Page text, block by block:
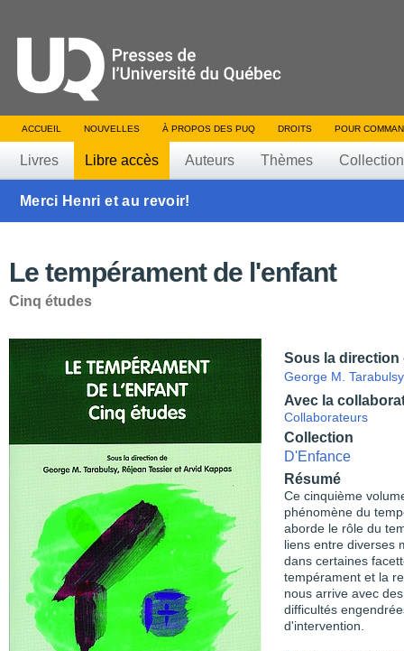
ACCUEIL NOUVELLES À PROPOS DES PUQ DROITS POUR
Livres Libre accès Auteurs Thèmes
Merci Henri et au revoir!
Le tempérament de l'enfant
Cinq études
Sous la direction
George M. Tarabulsy
Avec la
Collaborateurs
Collection
D'Enfance
Résumé
Ce cinquième
phénomène du
aborde le rôle du
liens entre diverses
dans certaines
tempérament et la
nous arrive avec
difficultés
d'intervention.